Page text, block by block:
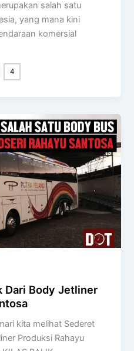
salah satu
yang mana kini
komersial
4
Dari Body Jetliner
kita melihat Sederet
Produksi Rahayu